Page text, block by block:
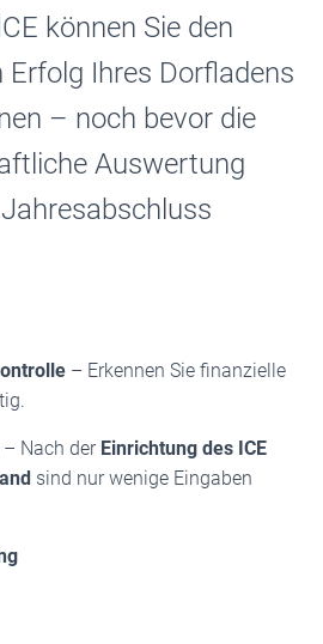
können Sie den
Ihres Dorfladens
– noch bevor die
Auswertung
– Erkennen Sie finanzielle
– Nach der Einrichtung des ICE
sind nur wenige Eingaben